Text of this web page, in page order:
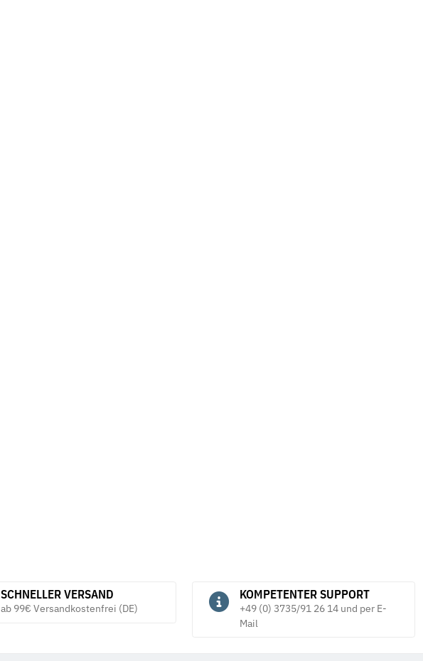
SCHNELLER VERSAND
ab 99€ Versandkostenfrei (DE)
KOMPETENTER SUPPORT
+49 (0) 3735/91 26 14 und per E-
Mail